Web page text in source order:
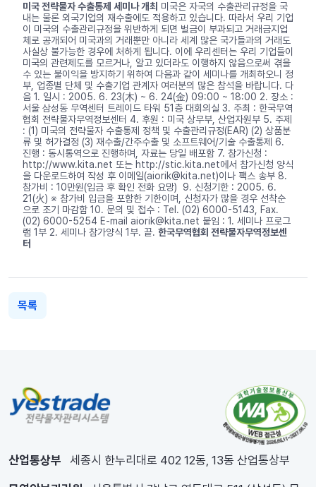
미국 전략물자 수출통제 세미나 개최 미국은 자국의 수출관리규정을 국
내는 물론 외국기업의 재수출에도 적용하고 있습니다. 따라서 우리 기업
이 미국의 수출관리규정을 위반하게 되면 벌금이 부과되고 거래금지업
체로 공개되어 미국과의 거래뿐만 아니라 세계 많은 국가들과의 거래도
사실상 불가능한 경우에 처하게 됩니다. 이에 우리센터는 우리 기업들이
미국의 관련제도를 모르거나, 알고 있더라도 이행하지 않음으로써 겪을
수 있는 불이익을 방지하기 위하여 다음과 같이 세미나를 개최하오니 정
부, 업종별 단체 및 수출기업 관계자 여러분의 많은 참석을 바랍니다. 다
음 1. 일시 : 2005. 6. 23(木) ~ 6. 24(金) 09:00 ~ 18:00 2. 장소 :
서울 삼성동 무역센터 트레이드 타워 51층 대회의실 3. 주최 : 한국무역
협회 전략물자무역정보센터 4. 후원 : 미국 상무부, 산업자원부 5. 주제
: (1) 미국의 전략물자 수출통제 정책 및 수출관리규정(EAR) (2) 상품분
류 및 허가결정 (3) 재수출/간주수출 및 소프트웨어/기술 수출통제 6.
진행 : 동시통역으로 진행하며, 자료는 당일 배포함 7. 참가신청 :
http://www.kita.net 또는 http://stic.kita.net에서 참가신청 양식
을 다운로드하여 작성 후 이메일(aiorik@kita.net)이나 팩스 송부 8.
참가비 : 10만원(입금 후 확인 전화 요망) 9. 신청기한 : 2005. 6.
21(火) ※ 참가비 입금을 포함한 기한이며, 신청자가 많을 경우 선착순
으로 조기 마감함 10. 문의 및 접수 : Tel. (02) 6000-5143, Fax.
(02) 6000-5254 E-mail aiorik@kita.net 붙임 : 1. 세미나 프로그
램 1부 2. 세미나 참가양식 1부. 끝. 한국무역협회 전략물자무역정보센
터
목록
산업통상부 세종시 한누리대로 402 12동, 13동 산업통상부